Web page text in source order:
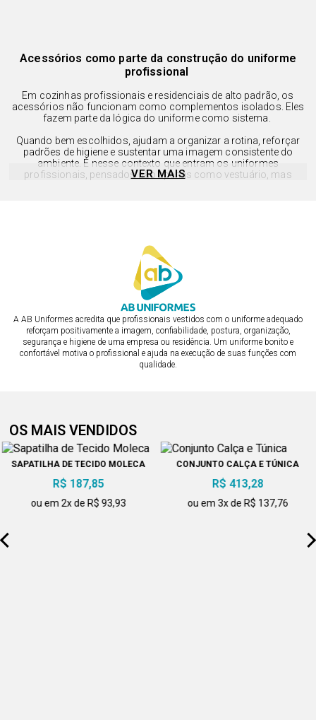
Acessórios como parte da construção do uniforme
profissional
Em cozinhas profissionais e residenciais de alto padrão, os
acessórios não funcionam como complementos isolados. Eles
fazem parte da lógica do uniforme como sistema.
Quando bem escolhidos, ajudam a organizar a rotina, reforçar
padrões de higiene e sustentar uma imagem consistente do
ambiente. É nesse contexto que entram os uniformes
profissionais, pensados não apenas como vestuário, mas
a função exercida, mantendo coerência entre estética e
operação.
A touca como elemento de higiene e controle
A touca de chef de cozinha exerce um papel técnico claro dentro
da rotina gastronômica. Ela controla a queda de fios, reduz
contaminações cruzadas e contribui para um ambiente mais
seguro, especialmente em cozinhas abertas ou com circulação
de convidados. No entanto, sua função vai além da higiene.
funcional isolado e passa a reforçar o padrão do espaço.
Integração visual em cozinhas de alto nível
Em cozinhas sofisticadas, cada detalhe comunica método. A
touca precisa acompanhar o corte, a cor e o estilo da roupa,
evitando contrastes desnecessários. Essa integração fortalece a
VER MAIS
A AB Uniformes acredita que profissionais vestidos com o uniforme adequado
reforçam positivamente a imagem, confiabilidade, postura, organização,
segurança e higiene de uma empresa ou residência. Um uniforme bonito e
confortável motiva o profissional e ajuda na execução de suas funções com
qualidade.
OS MAIS VENDIDOS
SAPATILHA DE TECIDO MOLECA
R$ 187,85
ou em 2x de R$ 93,93
CONJUNTO CALÇA E TÚNICA
R$ 413,28
ou em 3x de R$ 137,76